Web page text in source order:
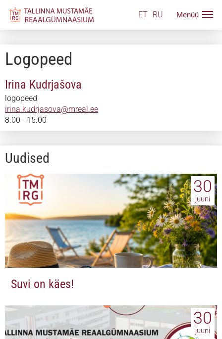
ET RU
Logopeed
Irina Kudrjašova
logopeed
irina.kudrjasova@mreal.ee
8.00 - 15.00
Uudised
30
juuni
Suvi on käes!
30
juuni